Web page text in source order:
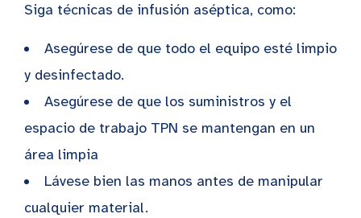
Siga técnicas de infusión aséptica, como:
Asegúrese de que todo el equipo esté limpio
y desinfectado.
Asegúrese de que los suministros y el
espacio de trabajo TPN se mantengan en un
área limpia
Lávese bien las manos antes de manipular
cualquier material.